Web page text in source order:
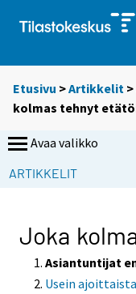
Etusivu >Artikkelit
kolmas tehnyt
Avaa valikko
ARTIKKELIT
Joka
Asiantuntijat
Usein ajoittaista